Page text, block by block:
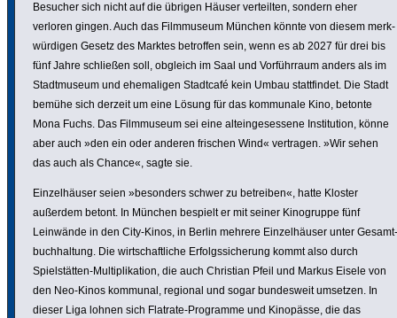
Besucher sich nicht auf die übrigen Häuser verteilten, sondern eher
verloren gingen. Auch das Film­mu­seum München könnte von diesem merk­
wür­digen Gesetz des Marktes betroffen sein, wenn es ab 2027 für drei bis
fünf Jahre schließen soll, obgleich im Saal und Vorführ­raum anders als im
Stadt­mu­seum und ehema­ligen Stadtcafé kein Umbau statt­findet. Die Stadt
bemühe sich derzeit um eine Lösung für das kommunale Kino, betonte
Mona Fuchs. Das Film­mu­seum sei eine altein­ge­ses­sene Insti­tu­tion, könne
aber auch »den ein oder anderen frischen Wind« vertragen. »Wir sehen
das auch als Chance«, sagte sie.
Einzel­häuser seien »besonders schwer zu betreiben«, hatte Kloster
außerdem betont. In München bespielt er mit seiner Kino­gruppe fünf
Leinwände in den City-Kinos, in Berlin mehrere Einzel­häuser unter Gesamt­
buch­hal­tung. Die wirt­schaft­liche Erfolgs­si­che­rung kommt also durch
Spielstätten-Multi­pli­ka­tion, die auch Christian Pfeil und Markus Eisele von
den Neo-Kinos kommunal, regional und sogar bundes­weit umsetzen. In
dieser Liga lohnen sich Flatrate-Programme und Kinopässe, die das